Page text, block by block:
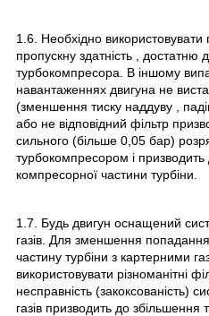
1.6. Необхідно
пропускну здатність , достатню
турбокомпресора. В іншому
навантаженнях двигуна не
(зменшення тиску наддуву ,
або не відповідний фільтр
сильного (більше 0,05 бар)
турбокомпресором і призводить
компресорної частини турбіни.
1.7. Будь двигун оснащений
газів. Для зменшення
частину турбіни з картерними
використовувати різноманітні
несправність (закоксованість)
газів призводить до збільшення